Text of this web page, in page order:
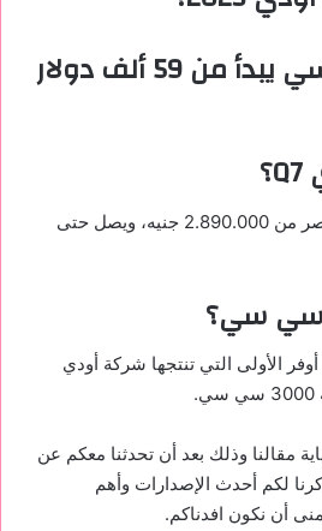
سعر الطراز الأساسي يبدأ من 59 ألف دولار
Q7؟
يبدأ سعر اودي كيو 7 في مصر من 2.890.000 جنيه، ويصل حتى
سي؟
أوفر الأولى التي تنتجها شركة أودي
مقالنا وذلك بعد أن تحدثنا معكم عن
لكم أحدث الإصدارات وأهم
أن نكون افدناكم.